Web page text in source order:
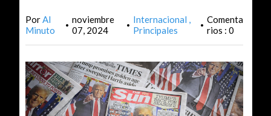
PorAl
Minuto
• noviembre
07, 2024
• Internacional
Principales
• Comenta
rios : 0